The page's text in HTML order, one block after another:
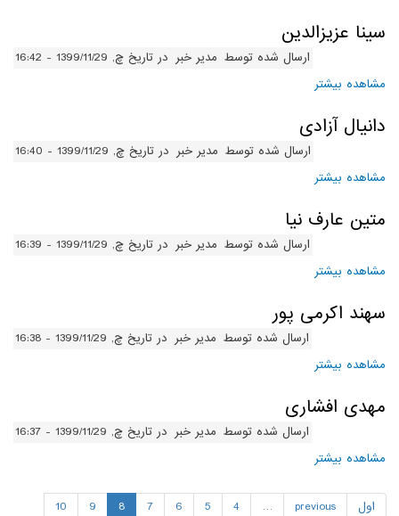
سینا عزیزالدین
ارسال شده توسط مدیر خبر در تاریخ چ, 1399/11/29 - 16:42
مشاهده بیشتر
دانیال آزادی
ارسال شده توسط مدیر خبر در تاریخ چ, 1399/11/29 - 16:40
مشاهده بیشتر
متین عارف نیا
ارسال شده توسط مدیر خبر در تاریخ چ, 1399/11/29 - 16:39
مشاهده بیشتر
سهند اکرمی پور
ارسال شده توسط مدیر خبر در تاریخ چ, 1399/11/29 - 16:38
مشاهده بیشتر
مهدی افشاری
ارسال شده توسط مدیر خبر در تاریخ چ, 1399/11/29 - 16:37
مشاهده بیشتر
اول previous
…
4
5
6
7
8
9
10